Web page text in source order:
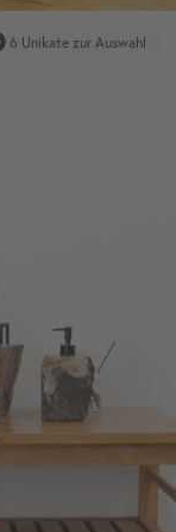
6 Unikate zur Auswahl